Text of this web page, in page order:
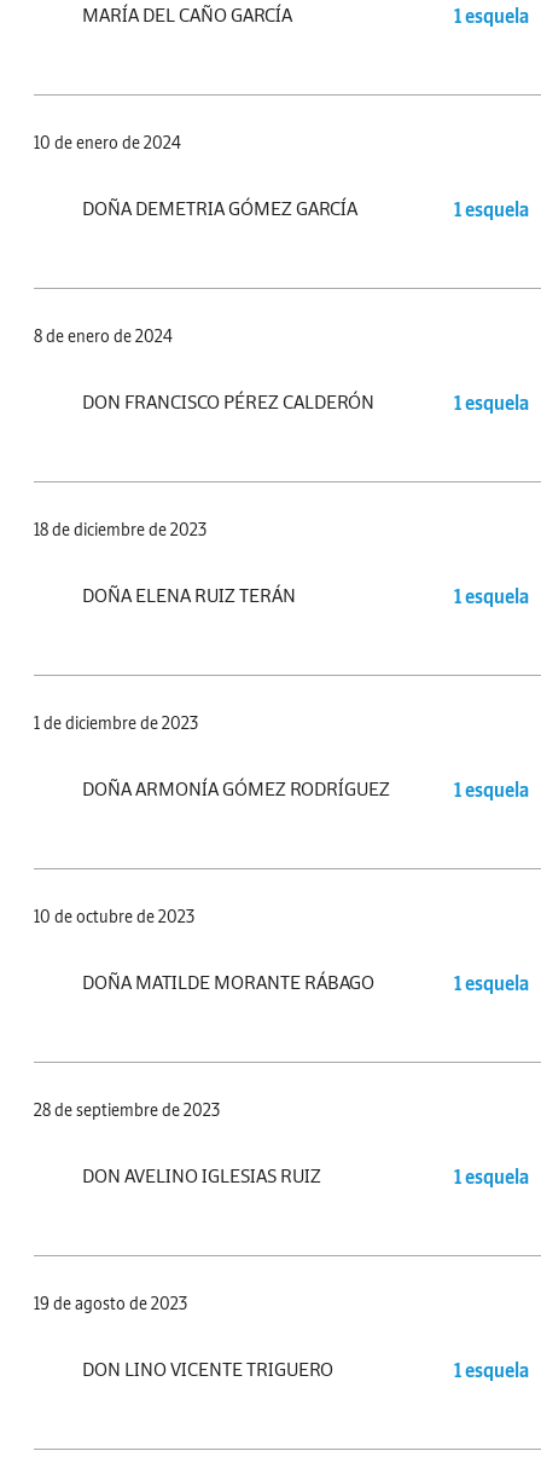
MARÍA DEL CAÑO GARCÍA 1 esquela
10 de enero de 2024
DOÑA DEMETRIA GÓMEZ GARCÍA 1 esquela
8 de enero de 2024
DON FRANCISCO PÉREZ CALDERÓN 1 esquela
18 de diciembre de 2023
DOÑA ELENA RUIZ TERÁN 1 esquela
1 de diciembre de 2023
DOÑA ARMONÍA GÓMEZ RODRÍGUEZ 1 esquela
10 de octubre de 2023
DOÑA MATILDE MORANTE RÁBAGO 1 esquela
28 de septiembre de 2023
DON AVELINO IGLESIAS RUIZ 1 esquela
19 de agosto de 2023
DON LINO VICENTE TRIGUERO 1 esquela